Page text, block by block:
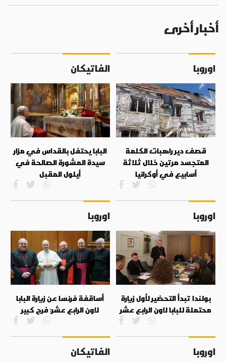
أخبار أخرى
اوروبا
قصف دير راهبات الكلمة
المتجسد مرتين خلال ثلاثة
أسابيع في أوكرانيا
الفاتيكان
البابا يحتفل بالقداس في مزار
سيدة المشورة الصالحة في
أيلول المقبل
اوروبا
بولندا تبدأ التحضير لأول زيارة
محتملة للبابا لاون الرابع عشر
اوروبا
أساقفة فرنسا عن زيارة البابا
لاون الرابع عشر: فرح كبير
اوروبا الفاتيكان